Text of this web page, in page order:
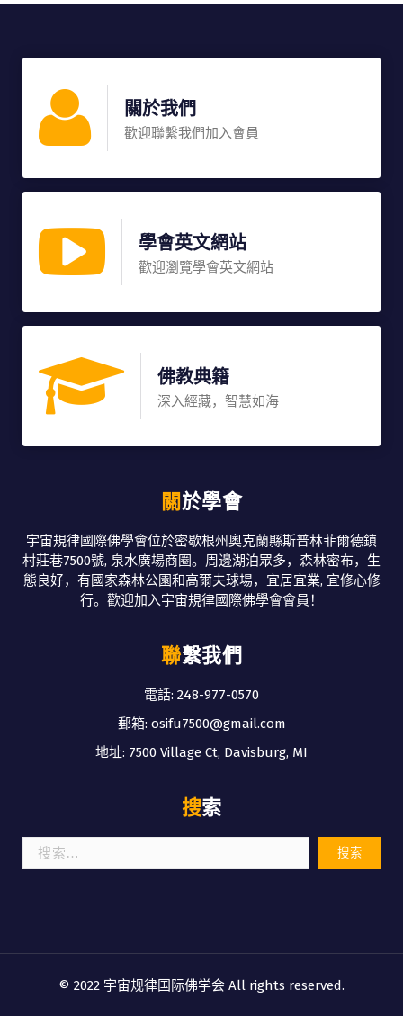
關於我們
歡迎聯繫我們加入會員
學會英文網站
歡迎瀏覽學會英文網站
佛教典籍
深入經藏，智慧如海
關於學會
宇宙規律國際佛學會位於密歇根州奧克蘭縣斯普林菲爾德鎮
村莊巷7500號, 泉水廣場商圈。周邊湖泊眾多，森林密布，生
態良好，有國家森林公園和高爾夫球場，宜居宜業, 宜修心修
行。歡迎加入宇宙規律國際佛學會會員！
聯繫我們
電話: 248-977-0570
郵箱: osifu7500@gmail.com
地址: 7500 Village Ct, Davisburg, MI
搜索
索：
© 2022 宇宙规律国际佛学会 All rights reserved.